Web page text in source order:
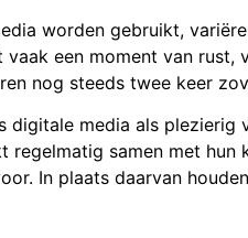
worden gebruikt,
een moment van
nog steeds twee keer
digitale media als
regelmatig samen met
In plaats daarvan